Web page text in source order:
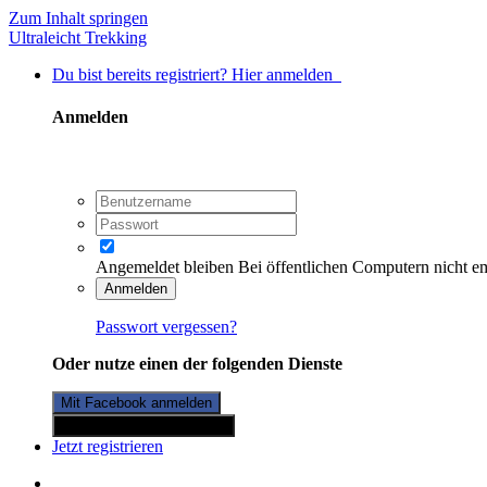
Zum Inhalt springen
Ultraleicht Trekking
Du bist bereits registriert? Hier anmelden
Anmelden
Angemeldet bleiben Bei öffentlichen Computern nicht
Anmelden
Passwort vergessen?
Oder nutze einen der folgenden Dienste
Mit Facebook anmelden
Jetzt registrieren